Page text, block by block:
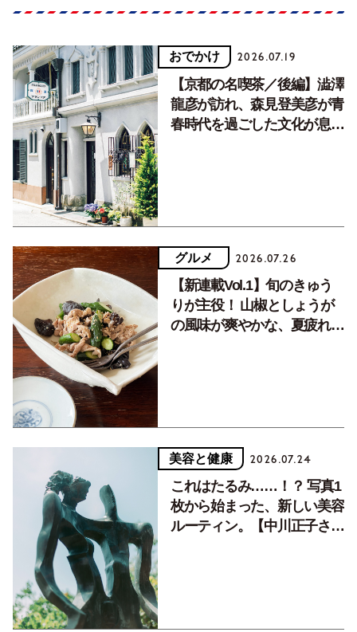
おでかけ 2026.07.19
【京都の名喫茶／後編】澁澤
龍彦が訪れ、森見登美彦が青
春時代を過ごした文化が息づ
グルメ 2026.07.26
【新連載Vol.1】旬のきゅう
りが主役！ 山椒としょうが
の風味が爽やかな、夏疲れを
美容と健康 2026.07.24
これはたるみ……！？ 写真1
枚から始まった、新しい美容
ルーティン。【中川正子さん